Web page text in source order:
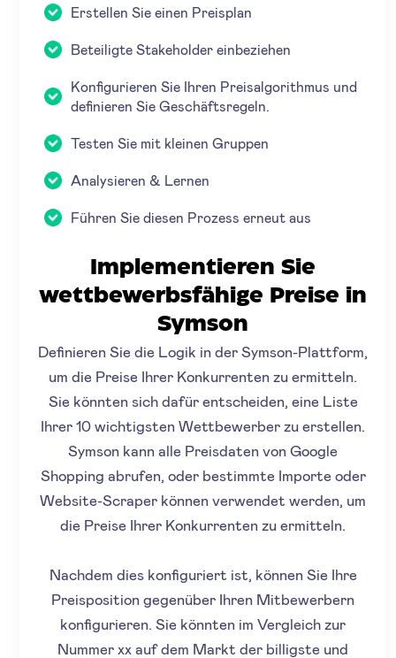
Erstellen Sie einen Preisplan
Beteiligte Stakeholder einbeziehen
Konfigurieren Sie Ihren Preisalgorithmus und
definieren Sie Geschäftsregeln.
Testen Sie mit kleinen Gruppen
Analysieren & Lernen
Führen Sie diesen Prozess erneut aus
Implementieren Sie
wettbewerbsfähige Preise in
Symson
Definieren Sie die Logik in der Symson-Plattform,
um die Preise Ihrer Konkurrenten zu ermitteln.
Sie könnten sich dafür entscheiden, eine Liste
Ihrer 10 wichtigsten Wettbewerber zu erstellen.
Symson kann alle Preisdaten von Google
Shopping abrufen, oder bestimmte Importe oder
Website-Scraper können verwendet werden, um
die Preise Ihrer Konkurrenten zu ermitteln.
Nachdem dies konfiguriert ist, können Sie Ihre
Preisposition gegenüber Ihren Mitbewerbern
konfigurieren. Sie könnten im Vergleich zur
Nummer xx auf dem Markt der billigste und